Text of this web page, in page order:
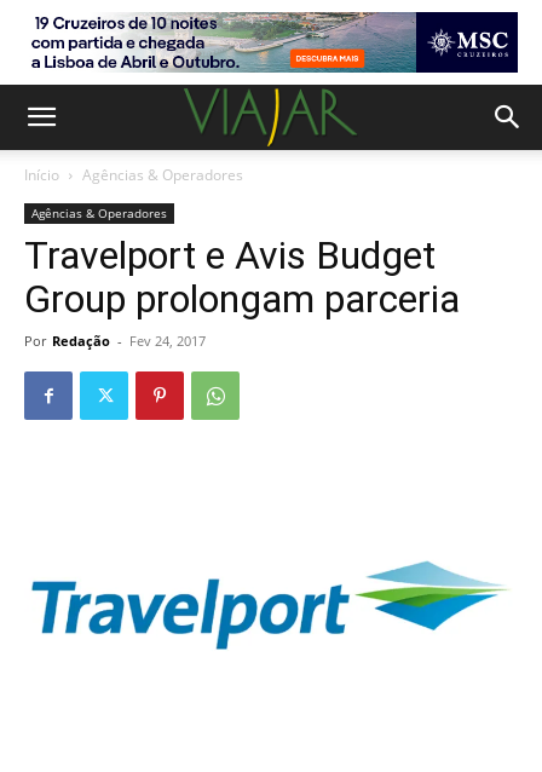
Início Agências & Operadores
Agências & Operadores
Travelport e Avis Budget
Group prolongam parceria
Por Redação - Fev 24, 2017